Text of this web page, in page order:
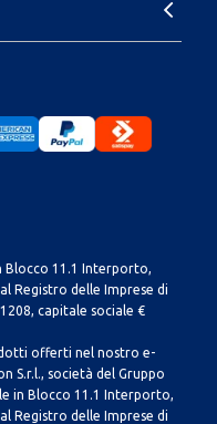
Blocco 11.1 Interporto,
Registro delle Imprese di
capitale sociale €
offerti nel nostro e-
S.r.l., società del Gruppo
in Blocco 11.1 Interporto,
Registro delle Imprese di